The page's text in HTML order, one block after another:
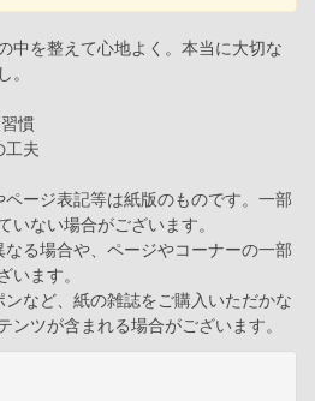
中を整えて心地よく。本当に大切な
。
慣
工夫
ージ表記等は紙版のものです。一部
いない場合がございます。
る場合や、ページやコーナーの一部
います。
など、紙の雑誌をご購入いただかな
ンツが含まれる場合がございます。